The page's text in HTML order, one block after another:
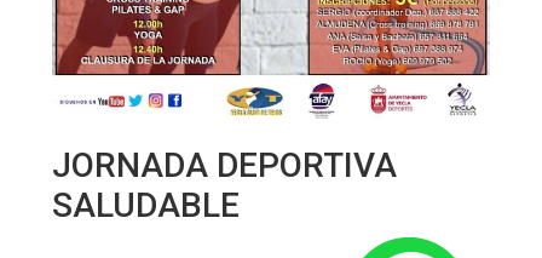
JORNADA DEPORTIVA
SALUDABLE